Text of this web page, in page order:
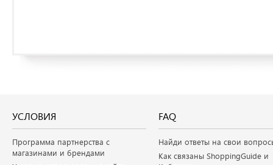
УСЛОВИЯ
Программа партнерства с
магазинами и брендами
FAQ
Найди ответы на свои
Как связаны ShoppingGuide и